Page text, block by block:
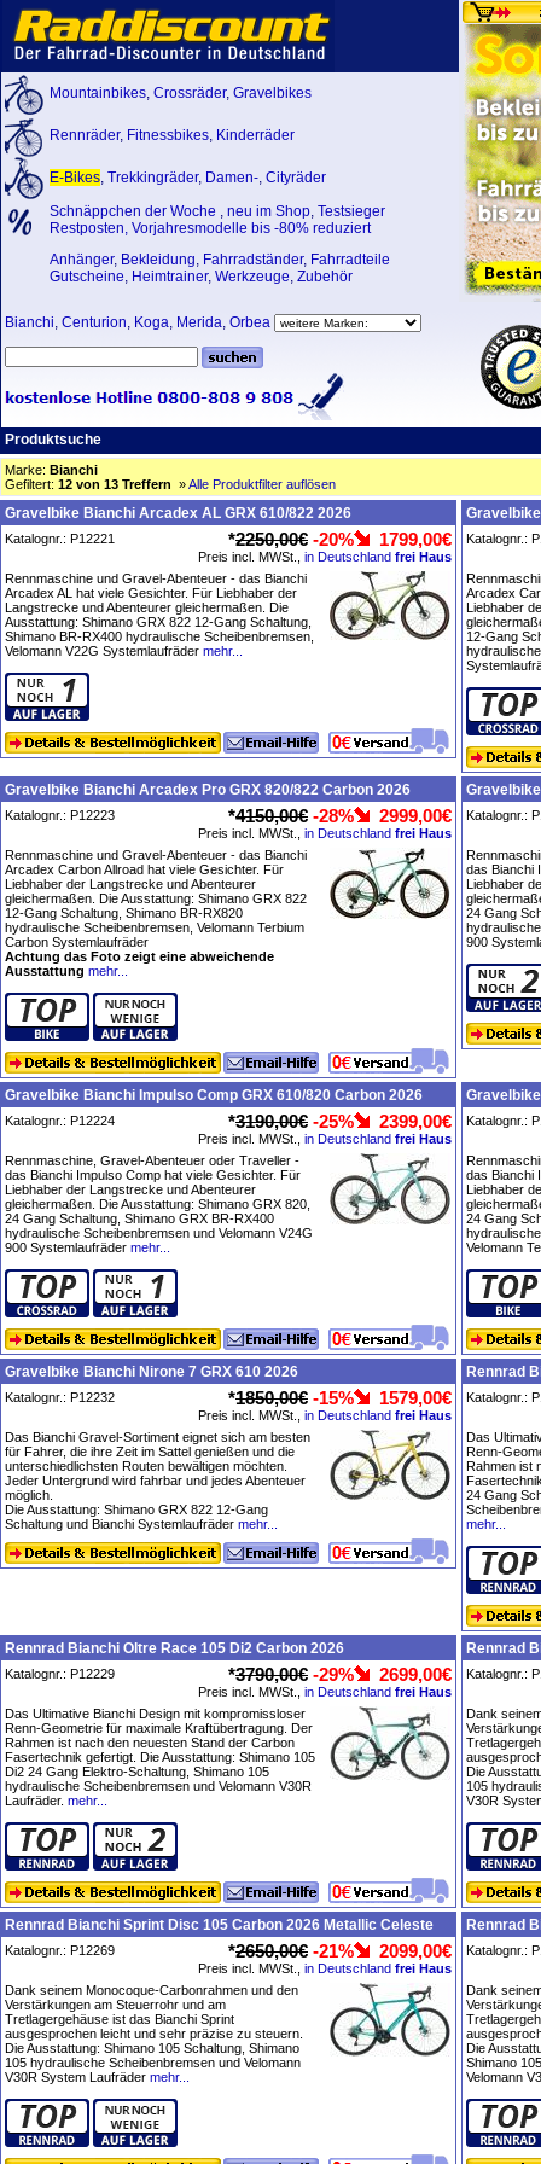
Mountainbikes, Crossräder, Gravelbikes
Rennräder, Fitnessbikes, Kinderräder
E-Bikes, Trekkingräder, Damen-, Cityräder
Schnäppchen der Woche , neu im Shop, Testsieger
Restposten, Vorjahresmodelle bis -80% reduziert
Anhänger, Bekleidung, Fahrradständer, Fahrradteile
Gutscheine, Heimtrainer, Werkzeuge, Zubehör
Bianchi, Centurion, Koga, Merida, Orbea
Produktsuche
Marke: Bianchi
Gefiltert: 12 von 13 Treffern »Alle Produktfilter auflösen
Gravelbike Bianchi Arcadex AL GRX 610/822 2026
Katalognr.: P12221 *2250,00€ -20% 1799,00€
Preis incl. MWSt., in Deutschland frei Haus
Rennmaschine und Gravel-Abenteuer - das Bianchi
Arcadex AL hat viele Gesichter. Für Liebhaber der
Langstrecke und Abenteurer gleichermaßen. Die
Ausstattung: Shimano GRX 822 12-Gang Schaltung,
Shimano BR-RX400 hydraulische Scheibenbremsen,
Velomann V22G Systemlaufräder mehr...
Katalognr.:
Arcadex
Liebhaber
12-Gang
Gravelbike Bianchi Arcadex Pro GRX 820/822 Carbon 2026
Katalognr.: P12223 *4150,00€ -28% 2999,00€
Preis incl. MWSt., in Deutschland frei Haus
Rennmaschine und Gravel-Abenteuer - das Bianchi
Arcadex Carbon Allroad hat viele Gesichter. Für
Liebhaber der Langstrecke und Abenteurer
gleichermaßen. Die Ausstattung: Shimano GRX 822
12-Gang Schaltung, Shimano BR-RX820
hydraulische Scheibenbremsen, Velomann Terbium
Carbon Systemlaufräder
Achtung das Foto zeigt eine abweichende
Ausstattung mehr...
Katalognr.:
das Bianchi
Liebhaber
24 Gang
900
Gravelbike Bianchi Impulso Comp GRX 610/820 Carbon 2026
Katalognr.: P12224 *3190,00€ -25% 2399,00€
Preis incl. MWSt., in Deutschland frei Haus
Rennmaschine, Gravel-Abenteuer oder Traveller -
das Bianchi Impulso Comp hat viele Gesichter. Für
Liebhaber der Langstrecke und Abenteurer
gleichermaßen. Die Ausstattung: Shimano GRX 820,
24 Gang Schaltung, Shimano GRX BR-RX400
hydraulische Scheibenbremsen und Velomann V24G
900 Systemlaufräder mehr...
Katalognr.:
das Bianchi
Liebhaber
24 Gang
Velomann
Gravelbike Bianchi Nirone 7 GRX 610 2026
Katalognr.: P12232 *1850,00€ -15% 1579,00€
Preis incl. MWSt., in Deutschland frei Haus
Das Bianchi Gravel-Sortiment eignet sich am besten
für Fahrer, die ihre Zeit im Sattel genießen und die
unterschiedlichsten Routen bewältigen möchten.
Jeder Untergrund wird fahrbar und jedes Abenteuer
möglich.
Die Ausstattung: Shimano GRX 822 12-Gang
Schaltung und Bianchi Systemlaufräder mehr...
Rennrad
Katalognr.:
Das
Renn-
Rahmen ist
24 Gang
mehr...
Rennrad Bianchi Oltre Race 105 Di2 Carbon 2026
Katalognr.: P12229 *3790,00€ -29% 2699,00€
Preis incl. MWSt., in Deutschland frei Haus
Das Ultimative Bianchi Design mit kompromissloser
Renn-Geometrie für maximale Kraftübertragung. Der
Rahmen ist nach den neuesten Stand der Carbon
Fasertechnik gefertigt. Die Ausstattung: Shimano 105
Di2 24 Gang Elektro-Schaltung, Shimano 105
hydraulische Scheibenbremsen und Velomann V30R
Laufräder. mehr...
Rennrad
Katalognr.:
Dank
Die
105
V30R
Rennrad Bianchi Sprint Disc 105 Carbon 2026 Metallic Celeste
Katalognr.: P12269 *2650,00€ -21% 2099,00€
Preis incl. MWSt., in Deutschland frei Haus
Dank seinem Monocoque-Carbonrahmen und den
Verstärkungen am Steuerrohr und am
Tretlagergehäuse ist das Bianchi Sprint
ausgesprochen leicht und sehr präzise zu steuern.
Die Ausstattung: Shimano 105 Schaltung, Shimano
105 hydraulische Scheibenbremsen und Velomann
V30R System Laufräder mehr...
Rennrad
Katalognr.:
Dank
Die
Shimano
Velomann